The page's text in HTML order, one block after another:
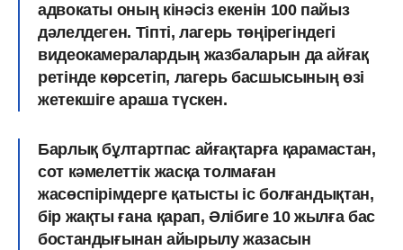
адвокаты оның кінәсіз екенін 100 пайыз
дәлелдеген. Тіпті, лагерь төңірегіндегі
видеокамералардың жазбаларын да айғақ
ретінде көрсетіп, лагерь басшысының өзі
жетекшіге араша түскен.
Барлық бұлтартпас айғақтарға қарамастан,
сот кәмелеттік жасқа толмаған
жасөспірімдерге қатысты іс болғандықтан,
бір жақты ғана қарап, Әлібиге 10 жылға бас
бостандығынан айырылу жазасын